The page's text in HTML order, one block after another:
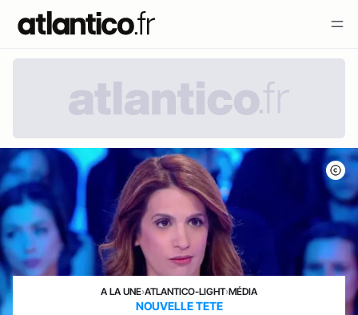
A LA UNE›ATLANTICO-LIGHT›MÉDIA
NOUVELLE TETE